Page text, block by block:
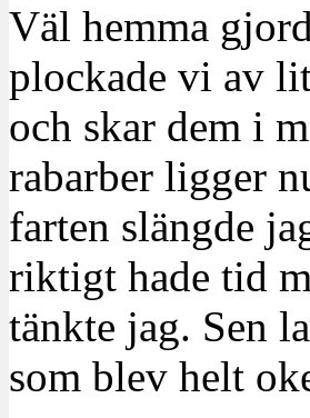
Väl hemma
plockade vi av
och skar dem i
rabarber ligger
farten slängde
riktigt hade tid
tänkte jag. Sen
som blev helt